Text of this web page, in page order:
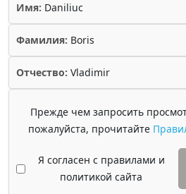
Имя: Daniliuc
Фамилия: Boris
Отчество: Vladimir
Прежде чем запросить
пожалуйста, прочитайте
Я согласен с правилами и
политикой сайта